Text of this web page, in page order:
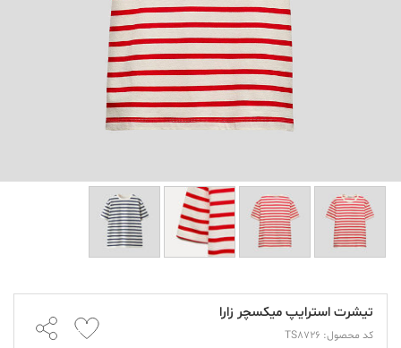
تیشرت استرایپ میکسچر زارا
کد محصول: TS8726